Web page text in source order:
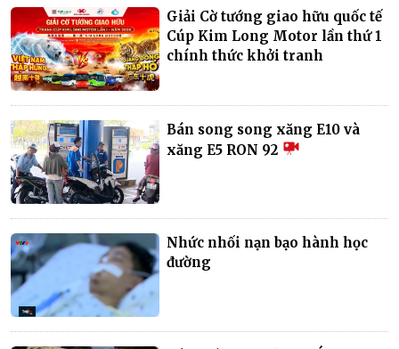
Giải Cờ tướng giao hữu quốc tế
Cúp Kim Long Motor lần thứ 1
chính thức khởi tranh
Bán song song xăng E10 và
xăng E5 RON 92
Nhức nhối nạn bạo hành học
đường